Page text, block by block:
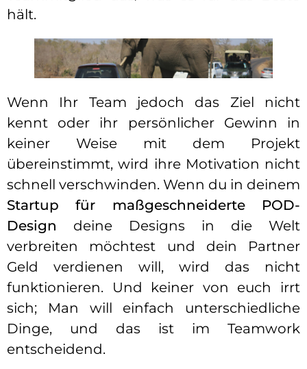
hält.
Wenn Ihr Team jedoch das Ziel nicht
kennt oder ihr persönlicher Gewinn in
keiner Weise mit dem Projekt
übereinstimmt, wird ihre Motivation nicht
schnell verschwinden. Wenn du in deinem
Startup für maßgeschneiderte POD-
Design deine Designs in die Welt
verbreiten möchtest und dein Partner
Geld verdienen will, wird das nicht
funktionieren. Und keiner von euch irrt
sich; Man will einfach unterschiedliche
Dinge, und das ist im Teamwork
entscheidend.